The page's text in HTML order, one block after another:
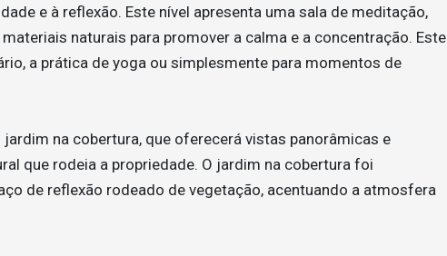
e à reflexão. Este nível apresenta uma sala de meditação,
naturais para promover a calma e a concentração. Este
a prática de yoga ou simplesmente para momentos de
na cobertura, que oferecerá vistas panorâmicas e
que rodeia a propriedade. O jardim na cobertura foi
de reflexão rodeado de vegetação, acentuando a atmosfera